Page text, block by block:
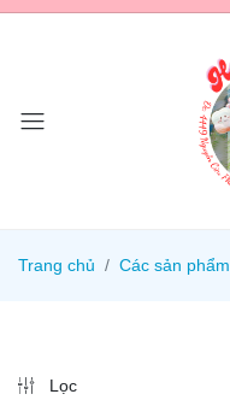
Trang chủ Các sản phẩm
Lọc